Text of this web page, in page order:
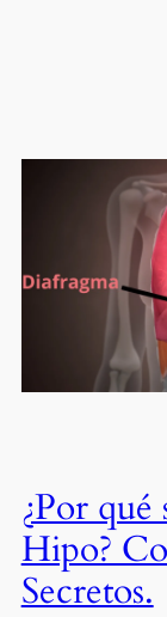
¿Por qué
Hipo?
Secretos.